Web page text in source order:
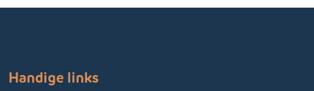
Handige links